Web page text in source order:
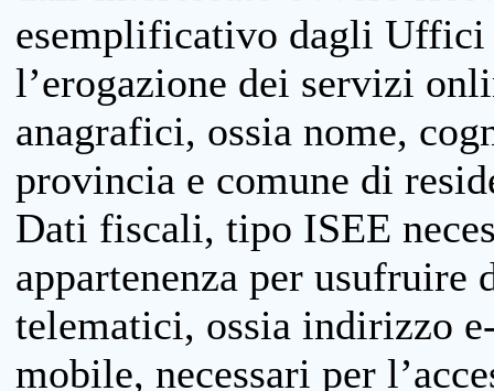
esemplificativo dagli
l’erogazione dei servizi
anagrafici, ossia nome,
provincia e comune di
Dati fiscali, tipo ISEE
appartenenza per
telematici, ossia indirizzo
mobile, necessari per